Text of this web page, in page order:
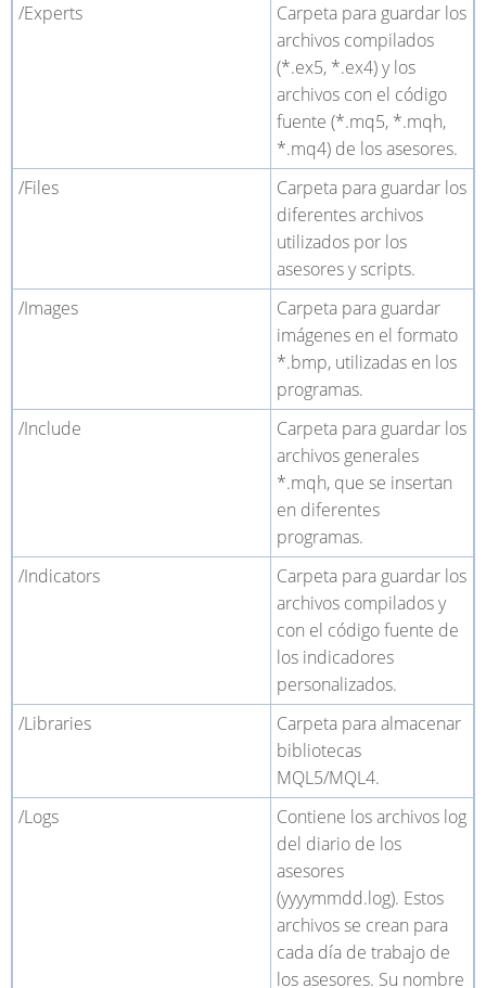
/Experts
Carpeta para guardar los
archivos compilados
(*.ex5, *.ex4) y los
archivos con el código
fuente (*.mq5, *.mqh,
*.mq4) de los asesores.
/Files
Carpeta para guardar los
diferentes archivos
utilizados por los
asesores y scripts.
/Images
Carpeta para guardar
imágenes en el formato
*.bmp, utilizadas en los
programas.
/Include
Carpeta para guardar los
archivos generales
*.mqh, que se insertan
en diferentes
programas.
/Indicators
Carpeta para guardar los
archivos compilados y
con el código fuente de
los indicadores
personalizados.
/Libraries
Carpeta para almacenar
bibliotecas
MQL5/MQL4.
/Logs
Contiene los archivos log
del diario de los
asesores
(yyyymmdd.log). Estos
archivos se crean para
cada día de trabajo de
los asesores. Su nombre